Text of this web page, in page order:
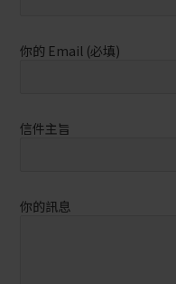
你的 Email (必填)
信件主旨
你的訊息